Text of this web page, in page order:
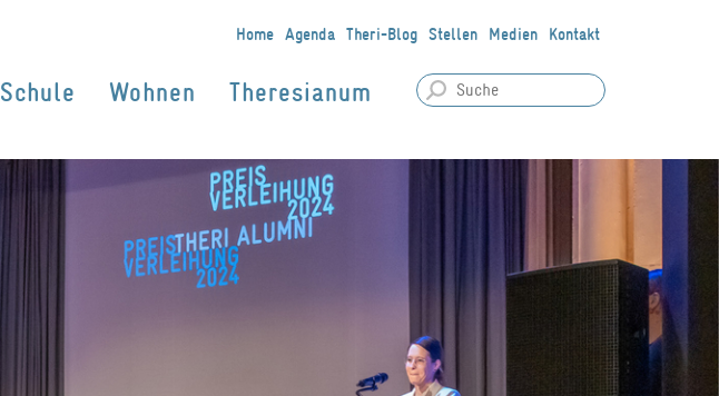
Home Agenda Theri-Blog Stellen Medien Kontakt
Schule Wohnen Theresianum